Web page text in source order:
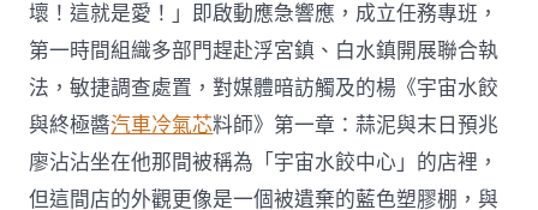
540
公
OSDER
奧
斯
德
台
北
壞！這就是愛！」即啟動應急響應，成立任務專班，
第一時間組織多部門趕赴浮宮鎮、白水鎮開展聯合執
法，敏捷調查處置，對媒體暗訪觸及的楊《宇宙水餃
與終極醬汽車冷氣芯料師》第一章：蒜泥與末日預兆
廖沾沾坐在他那間被稱為「宇宙水餃中心」的店裡，
但這間店的外觀更像是一個被遺棄的藍色塑膠棚，與